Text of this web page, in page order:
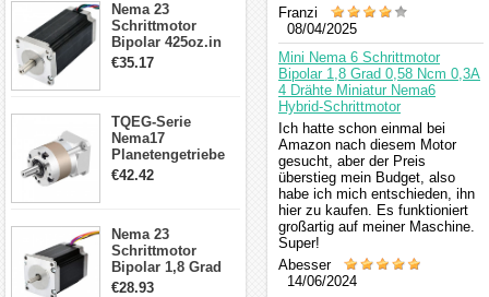
Nema 23
Schrittmotor
Bipolar 425oz.in
4.2A 57x57x114mm
€35.17
TQEG-Serie
Nema17
Planetengetriebe
5:1 Spiel 15Arc-
€42.42
Nema 23
Schrittmotor
Bipolar 1,8 Grad
2,83Nm 4 A 2,26V
€28.93
Franzi
08/04/2025
Mini Nema 6 Schrittmotor
Bipolar 1,8 Grad 0,58 Ncm 0,3A
4 Drähte Miniatur Nema6
Hybrid-Schrittmotor
Ich hatte schon einmal bei
Amazon nach diesem Motor
gesucht, aber der Preis
überstieg mein Budget, also
habe ich mich entschieden, ihn
hier zu kaufen. Es funktioniert
großartig auf meiner Maschine.
Super!
Abesser
14/06/2024